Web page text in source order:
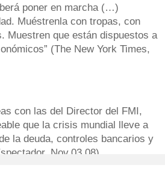
poner en marcha (…)
Muéstrenla con tropas, con
Muestren que están dispuestos a
(The New York Times,
con las del Director del FMI,
que la crisis mundial lleve a
la deuda, controles bancarios y
Nov.03.08).